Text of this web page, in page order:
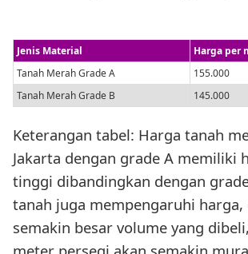
Jenis Material
Harga per
Tanah Merah Grade A
155.000
Tanah Merah Grade B
145.000
Keterangan tabel: Harga tanah
Jakarta dengan grade A memiliki
tinggi dibandingkan dengan
tanah juga mempengaruhi harga,
semakin besar volume yang